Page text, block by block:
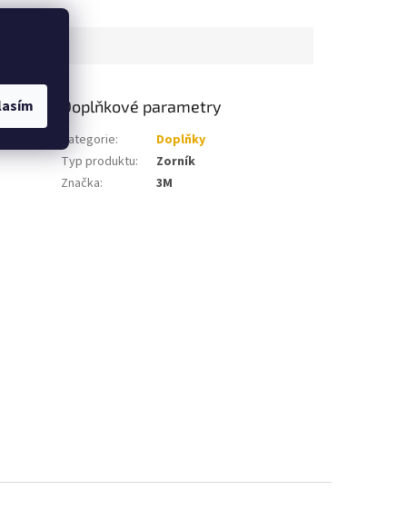
Doplňkové parametry
Kategorie:
Doplňky
Typ produktu:
Zorník
Značka: 3M